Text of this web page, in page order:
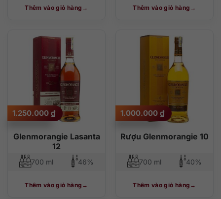
Thêm vào giỏ hàng Thêm vào giỏ hàng
Glenmorangie Lasanta
12
1.250.000 ₫
700 ml 46%
Thêm vào giỏ hàng
Rượu Glenmorangie 10
1.000.000 ₫
700 ml 40%
Thêm vào giỏ hàng